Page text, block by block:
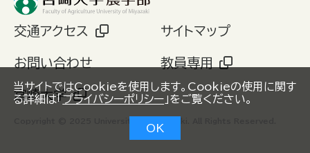
当サイトではCookieを使用します。Cookieの使用に関す
る詳細は「プライバシーポリシー 」をご覧ください。
OK
交通アクセス サイトマップ
お問い合わせ 教員専用
宮崎大学